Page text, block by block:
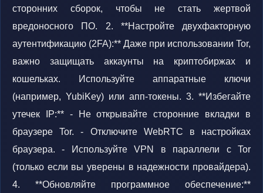
сторонних сборок, чтобы не стать жертвой
вредоносного ПО. 2. **Настройте двухфакторную
аутентификацию (2FA):** Даже при использовании Tor,
важно защищать аккаунты на криптобиржах и
кошельках. Используйте аппаратные ключи
(например, YubiKey) или апп-токены. 3. **Избегайте
утечек IP:** - Не открывайте сторонние вкладки в
браузере Tor. - Отключите WebRTC в настройках
браузера. - Используйте VPN в параллели с Tor
(только если вы уверены в надежности провайдера).
4. **Обновляйте программное обеспечение:**